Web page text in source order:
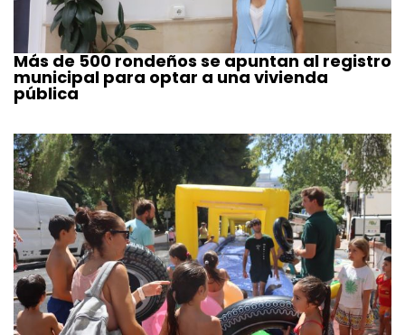
Más de 500 rondeños se apuntan al registro
municipal para optar a una vivienda
pública